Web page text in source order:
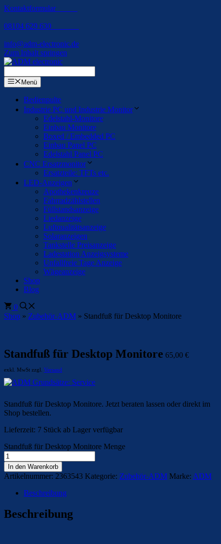
Kontaktformular
08104 629 630
info@adm-electronic.de
Zum Inhalt springen
Menü
Bedienpulte
Industrie PC und Industrie Monitor
Edelstahl-Monitore
Einbau Monitore
Boxed / Embedded PC
Einbau Panel PC
Edelstahl Panel PC
CNC Ersatzmonitor
Ersatzteile: TFTs etc.
LED-Anzeigen
Apothekenkreuze
Fahrradzählstellen
Füllstandsanzeige
Liedanzeige
Luftqualitätsanzeige
Solaranzeigen
Tankstelle Preisanzeige
Ladestation Anzeigsysteme
Unfallfreie Tage Anzeige
Wägeanzeige
Shop
Blog
0
Shop » Zubehör-ADM » Standfuß für Desktop Monitore
Standfuß für Desktop Monitore 65,00 €
exkl. MwSt zzgl. Versand
Standfuß für Desktop Monitore. Jetzt beraten lassen oder direkt im
Shop bestellen.
Lieferzeit: 7 Stück ab Lager verfügbar
Standfuß für Desktop Monitore Menge
In den Warenkorb
Artikelnummer: 2363543 Kategorie: Zubehör-ADM Marke: ADM
Beschreibung
Beschreibung